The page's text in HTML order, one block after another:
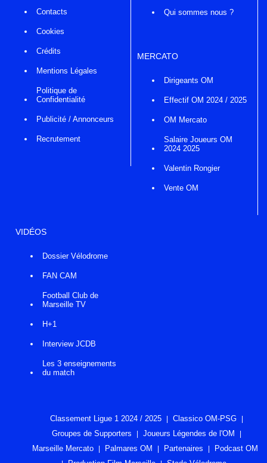
Contacts
Cookies
Crédits
Mentions Légales
Politique de
Confidentialité
Publicité / Annonceurs
Recrutement
Qui sommes nous ?
MERCATO
Dirigeants OM
Effectif OM 2024 / 2025
OM Mercato
Salaire Joueurs OM
2024 2025
Valentin Rongier
Vente OM
VIDÉOS
Dossier Vélodrome
FAN CAM
Football Club de
Marseille TV
H+1
Interview JCDB
Les 3 enseignements
du match
Classement Ligue 1 2024 / 2025
Classico OM-PSG
Groupes de Supporters
Joueurs Légendes de l'OM
Marseille Mercato
Palmares OM Partenaires
Podcast OM